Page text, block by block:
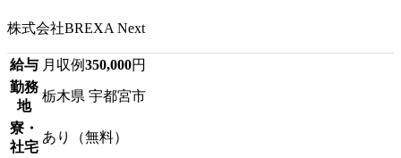
株式会社BREXA Next
給与 月収例350,000円
勤務
地
栃木県 宇都宮市
寮・
社宅
あり（無料）